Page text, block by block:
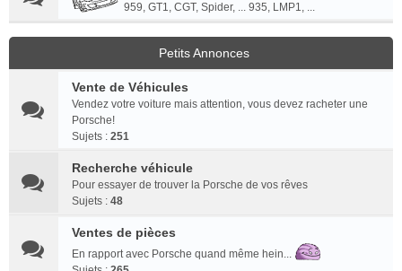
959, GT1, CGT, Spider, ... 935, LMP1, ...
Petits Annonces
Vente de Véhicules
Vendez votre voiture mais attention, vous devez racheter une
Porsche!
Sujets : 251
Recherche véhicule
Pour essayer de trouver la Porsche de vos rêves
Sujets : 48
Ventes de pièces
En rapport avec Porsche quand même hein...